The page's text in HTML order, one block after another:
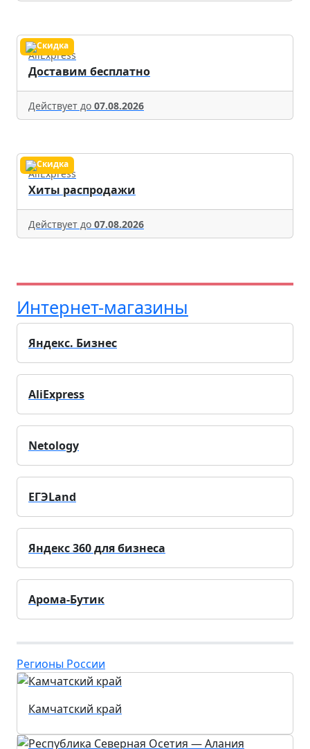
AliExpress
Доставим бесплатно
Действует до 07.08.2026
AliExpress
Хиты распродажи
Действует до 07.08.2026
Интернет-магазины
Яндекс. Бизнес
AliExpress
Netology
ЕГЭLand
Яндекс 360 для бизнеса
Арома-Бутик
Регионы России
Камчатский край